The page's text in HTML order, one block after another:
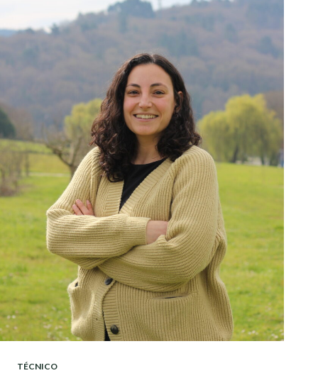
TÉCNICO